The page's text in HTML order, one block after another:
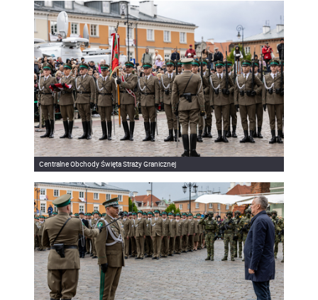
Centralne Obchody Święta Straży Granicznej